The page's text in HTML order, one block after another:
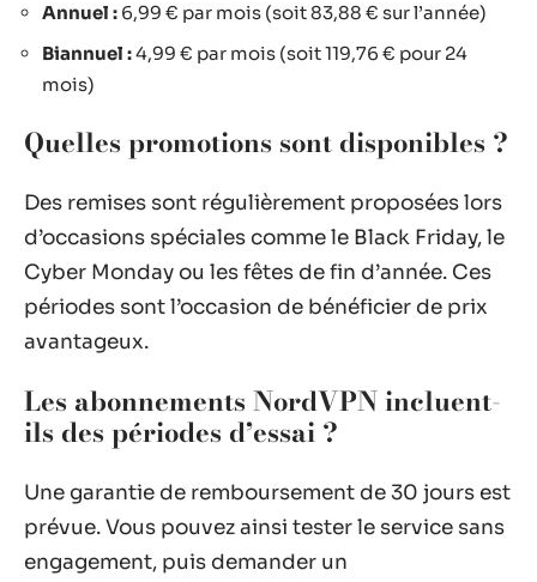
Annuel : 6,99 € par mois (soit 83,88 € sur l’année)
Biannuel :4,99 € par mois (soit 119,76 € pour 24
mois)
Quelles promotions sont disponibles ?
Des remises sont régulièrement proposées lors
d’occasions spéciales comme le Black Friday, le
Cyber Monday ou les fêtes de fin d’année. Ces
périodes sont l’occasion de bénéficier de prix
avantageux.
Les abonnements NordVPN incluent-
ils des périodes d’essai ?
Une garantie de remboursement de 30 jours est
prévue. Vous pouvez ainsi tester le service sans
engagement, puis demander un